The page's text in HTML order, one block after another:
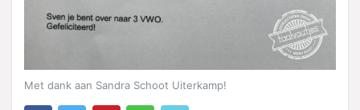
Met dank aan Sandra Schoot Uiterkamp!